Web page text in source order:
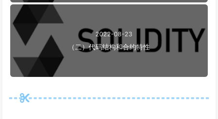
2022-08-23
（二）代码结构和合约特性